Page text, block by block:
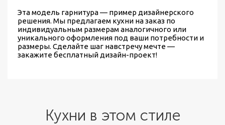
Эта модель гарнитура — пример дизайнерского
решения. Мы предлагаем кухни на заказ по
индивидуальным размераманалогичного или
уникального оформления под ваши потребности и
размеры. Сделайте шаг навстречу мечте —
закажите бесплатный дизайн-проект!
Кухни в этом стиле